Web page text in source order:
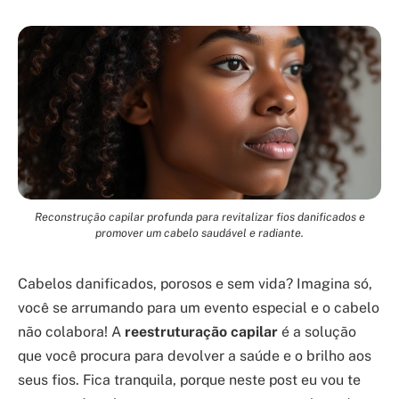
Reconstrução capilar profunda para revitalizar fios danificados e
promover um cabelo saudável e radiante.
Cabelos danificados, porosos e sem vida? Imagina só,
você se arrumando para um evento especial e o cabelo
não colabora! A reestruturação capilar é a solução
que você procura para devolver a saúde e o brilho aos
seus fios. Fica tranquila, porque neste post eu vou te